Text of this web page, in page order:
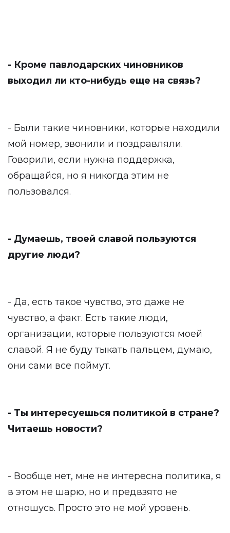
- Кроме павлодарских чиновников
выходил ли кто-нибудь еще на связь?
- Были такие чиновники, которые находили
мой номер, звонили и поздравляли.
Говорили, если нужна поддержка,
обращайся, но я никогда этим не
пользовался.
- Думаешь, твоей славой пользуются
другие люди?
- Да, есть такое чувство, это даже не
чувство, а факт. Есть такие люди,
организации, которые пользуются моей
славой. Я не буду тыкать пальцем, думаю,
они сами все поймут.
- Ты интересуешься политикой в стране?
Читаешь новости?
- Вообще нет, мне не интересна политика, я
в этом не шарю, но и предвзято не
отношусь. Просто это не мой уровень.